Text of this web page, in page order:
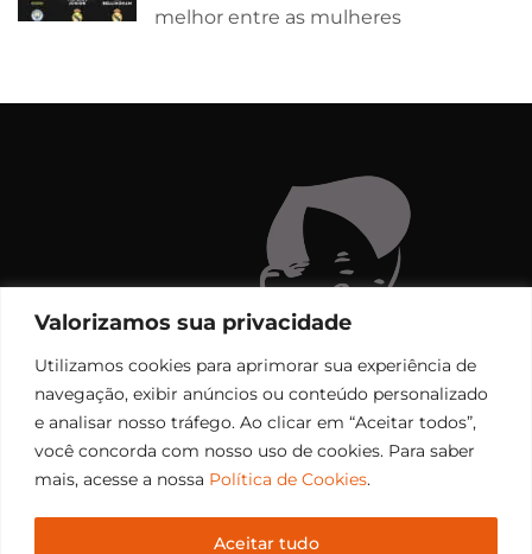
Valorizamos sua privacidade
Utilizamos cookies para aprimorar sua experiência de
navegação, exibir anúncios ou conteúdo personalizado
e analisar nosso tráfego. Ao clicar em “Aceitar todos”,
você concorda com nosso uso de cookies. Para saber
mais, acesse a nossa Política de Cookies.
Aceitar tudo
melhor entre as mulheres